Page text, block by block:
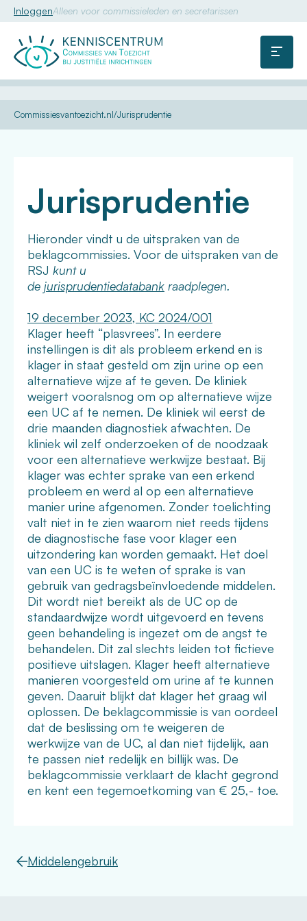
Commissie
Menu
InloggenAlleen voor commissieleden en secretarissen
U
hier:
Commissiesvantoezicht.nl
Kennis
Dossiers
Middelengebruik Jurisprudentie
Jurisprudentie
Hieronder vindt u de uitspraken van de
beklagcommissies. Voor de uitspraken van de
RSJ kunt u
de jurisprudentiedatabank raadplegen.
19 december 2023, KC 2024/001
Klager heeft “plasvrees”. In eerdere
instellingen is dit als probleem erkend en is
klager in staat gesteld om zijn urine op een
alternatieve wijze af te geven. De kliniek
weigert vooralsnog om op alternatieve wijze
een UC af te nemen. De kliniek wil eerst de
drie maanden diagnostiek afwachten. De
kliniek wil zelf onderzoeken of de noodzaak
voor een alternatieve werkwijze bestaat. Bij
klager was echter sprake van een erkend
probleem en werd al op een alternatieve
manier urine afgenomen. Zonder toelichting
valt niet in te zien waarom niet reeds tijdens
de diagnostische fase voor klager een
uitzondering kan worden gemaakt. Het doel
van een UC is te weten of sprake is van
gebruik van gedragsbeïnvloedende middelen.
Dit wordt niet bereikt als de UC op de
standaardwijze wordt uitgevoerd en tevens
geen behandeling is ingezet om de angst te
behandelen. Dit zal slechts leiden tot fictieve
positieve uitslagen. Klager heeft alternatieve
manieren voorgesteld om urine af te kunnen
geven. Daaruit blijkt dat klager het graag wil
oplossen. De beklagcommissie is van oordeel
dat de beslissing om te weigeren de
werkwijze van de UC, al dan niet tijdelijk, aan
te passen niet redelijk en billijk was. De
beklagcommissie verklaart de klacht gegrond
en kent een tegemoetkoming van € 25,- toe.
Middelengebruik